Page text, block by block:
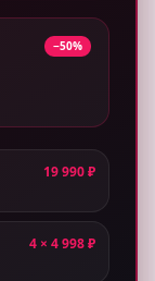
−50%
19 990 ₽
4 × 4 998 ₽